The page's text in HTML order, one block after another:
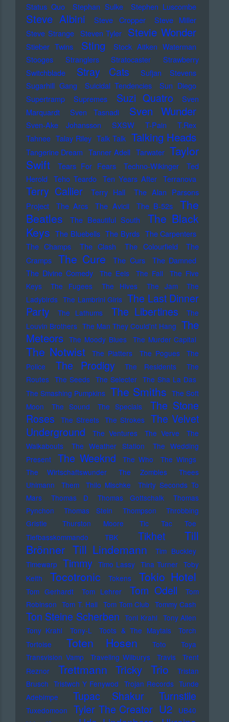
Status Quo
Stephan Sulke Stephen Luscombe
Steve Albini Steve Cropper
Steve Miller
Steve Strange Steven Tyler Stevie Wonder
Stieber Twins Sting
Stock Aitken Waterman
Stooges
Stranglers Stratocaster
Strawberry
Switchblade
Stray Cats
Sufjan Stevens
Sugarhill Gang
Suicidal Tendencies
Sun Diego
Supertramp
Supremes Suzi Quatro
Sven
Marquardt
Sven Tasnadi Sven Wunder
Sven-Ake Johansson SXSW T-Pain
T.Rex
Tahnee Talay Riley Talk Talk Talking Heads
Tangerine Dream Tanner Adell Tarwater Taylor
Swift
Tears For Fears Techno-Wikinger
Ted
Herold
Teho Teardo Ten Years After Terranova
Terry Callier Terry Hall
The Alan Parsons
Project
The Arcs The Avicii The B-52s
The
Beatles
The Beautiful South
The Black
Keys The Bluebells The Byrds The Carpenters
The Champs
The Clash The Colourfield
The
Cramps
The Cure The Curs
The Damned
The Divine Comedy
The Eels The Fall
The Five
Keys
The Fugees The Hives The Jam
The
Ladybirds The Lambrini Girls The Last Dinner
Party
The Lathums The Libertines
The
Louvin Brothers The Man They Could'nt Hang The
Meteors The Moody Blues The Murder Capital
The Notwist The Platters The Pogues
The
Police
The Prodigy The Residents
The
Routes The Seeds The Selecter The Sha La Das
The Smashing Pumpkins The Smiths The Soft
Moon
The Sound The Specials
The Stone
Roses
The Streets The Strokes
The Velvet
Underground
The Ventures The Verve
The
Walkabouts
The Weather Station
The Wedding
Present
The Weeknd The Who
The Wings
The Wirtschaftswunder
The Zombies
Thees
Uhlmann
Them Thilo Mischke
Thirty Seconds To
Mars
Thomas D Thomas Gottschalk
Thomas
Pynchon
Thomas Stein Thompson
Throbbing
Gristle
Thurston Moore
Tic Tac Toe
Tiefbasskommando TBK
Tikhet
Till
Brönner Till Lindemann
Tim Buckley
Timewarp Timmy Timo Lassy Tina Turner Toby
Keith
Tocotronic Tokens Tokio Hotel
Tom Gerhardt Tom Lehrer Tom Odell
Tom
Robinson Tom T. Hall Tom Tom Club Tommy Cash
Ton Steine Scherben Toni Krahl Tony Allen
Tony Krahl
Tony-L Toots & The Maytals
Torch
Tortoise
Toten Hosen Toto
Toya
Transvision Vamp
Traveling Wilburys Travis
Trent
Reznor
Trettmann Tricky Trio
Tristan
Brusch Tristwch Y Fenywod Trojan Records Tunde
Adebimpe
Tupac Shakur Turnstile
Tuxedomoon Tyler The Creator U2
UB40